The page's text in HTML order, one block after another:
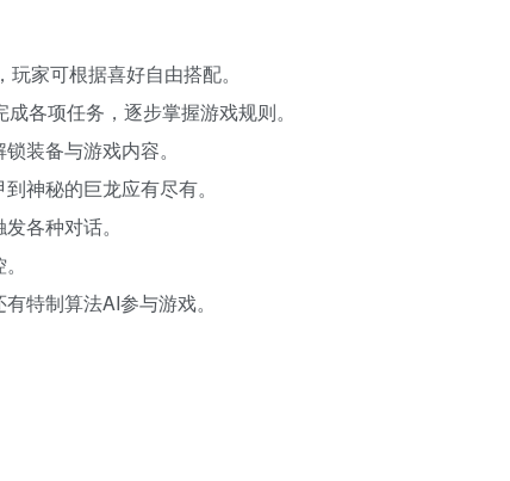
家可根据喜好自由搭配。
各项任务，逐步掌握游戏规则。
装备与游戏内容。
神秘的巨龙应有尽有。
各种对话。
特制算法AI参与游戏。